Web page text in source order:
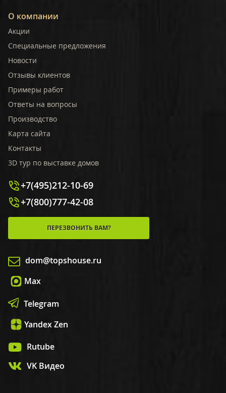
О компании
Акции
Специальные предложения
Новости
Отзывы клиентов
Примеры работ
Ответы на вопросы
Производство
Карта сайта
Контакты
3D тур по выставке домов
+7(495)212-10-69
+7(800)777-42-08
ПЕРЕЗВОНИТЬ ВАМ?
dom@topshouse.ru
Max
Telegram
Yandex Zen
Rutube
VK Видео